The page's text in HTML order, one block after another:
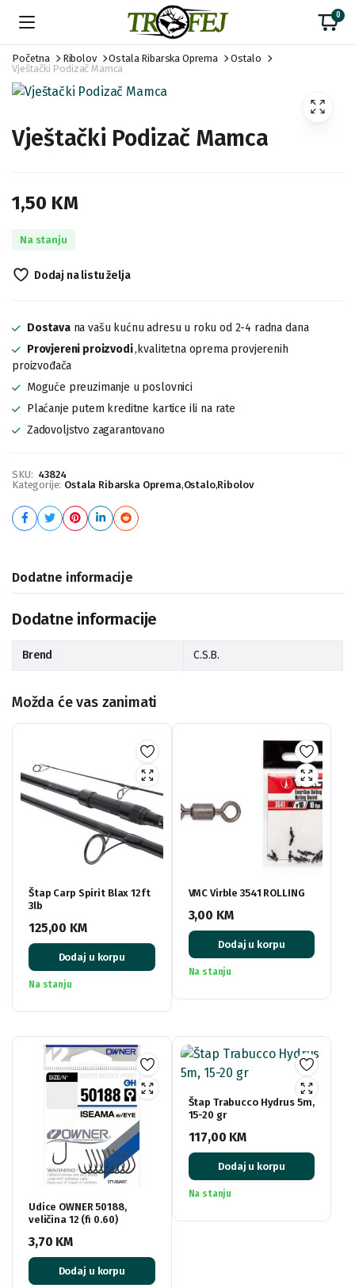
0
Početna Ribolov Ostala Ribarska Oprema
Ostalo
Vještački Podizač Mamca
Vještački Podizač Mamca
1,50 KM
Na stanju
Dodaj na listu želja
Dostavana vašu kućnu adresu u roku od 2-4 radna dana
Provjereni proizvodi,kvalitetna oprema provjerenih
proizvođača
Moguće preuzimanje u poslovnici
Plaćanje putem kreditne kartice ili na rate
Zadovoljstvo zagarantovano
SKU: 43824
Kategorije: Ostala Ribarska Oprema,Ostalo,Ribolov
Dodatne informacije
Dodatne informacije
Brend C.S.B.
Možda će vas zanimati
Štap Carp Spirit Blax 12ft
3lb
125,00 KM
Dodaj u korpu
Na stanju
VMC Virble 3541 ROLLING
3,00 KM
Dodaj u korpu
Na stanju
Udice OWNER 50188,
veličina 12 (fi 0.60)
3,70 KM
Dodaj u korpu
Štap Trabucco Hydrus 5m,
15-20 gr
117,00 KM
Dodaj u korpu
Na stanju